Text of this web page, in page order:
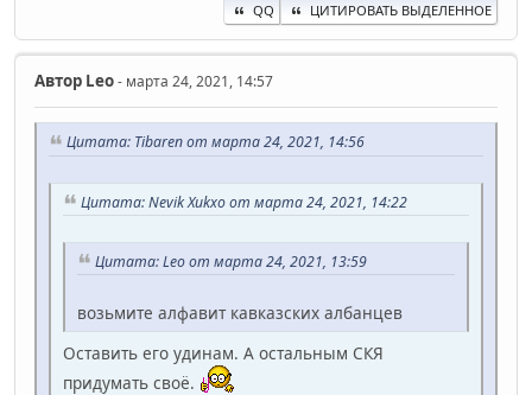
QQ ЦИТИРОВАТЬ ВЫДЕЛЕННОЕ
Автор Leo- марта 24, 2021, 14:57
Цитата: Tibaren от марта 24, 2021, 14:56
Цитата: Nevik Xukxo от марта 24, 2021, 14:22
Цитата: Leo от марта 24, 2021, 13:59
возьмите алфавит кавказских албанцев
Оставить его удинам. А остальным СКЯ
придумать своё.